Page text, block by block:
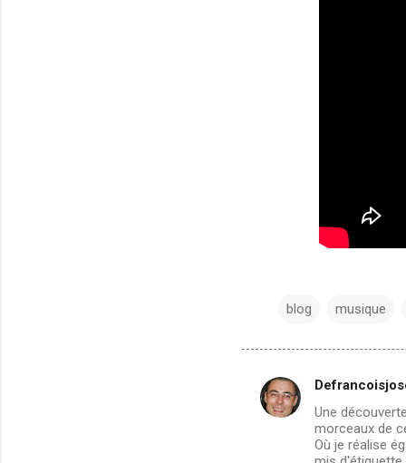
blog musique
C
o
Une
morceaux de
Où je réalise